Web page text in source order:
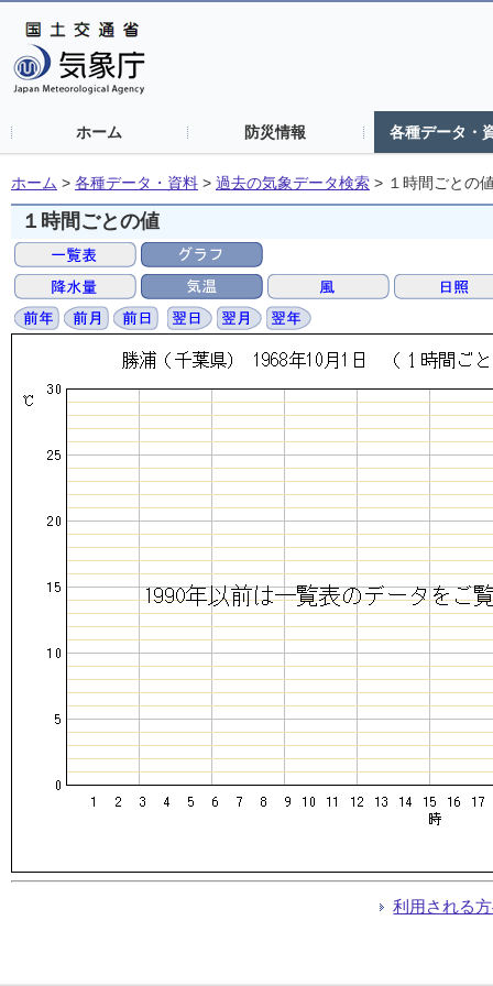
ホーム 防災情報 各種データ・
ホーム > 各種データ・資料 > 過去の気象データ検索 > １時間ごとの
１時間ごとの値
利用される